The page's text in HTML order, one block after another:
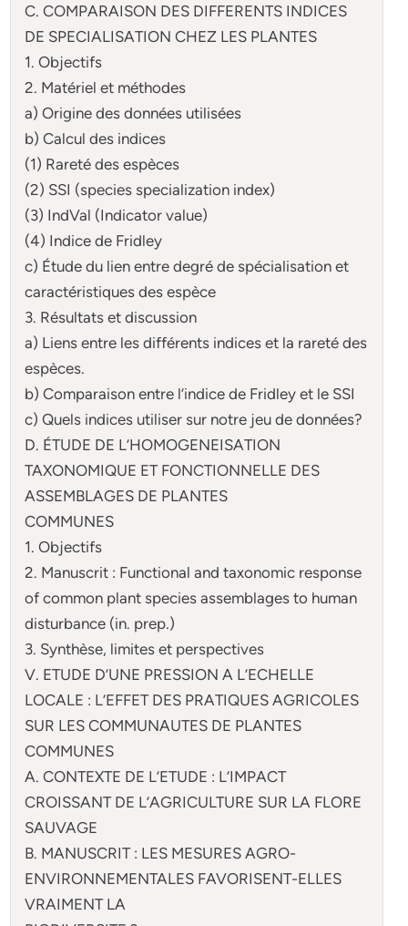
C. COMPARAISON DES DIFFERENTS INDICES
DE SPECIALISATION CHEZ LES PLANTES
1. Objectifs
2. Matériel et méthodes
a) Origine des données utilisées
b) Calcul des indices
(1) Rareté des espèces
(2) SSI (species specialization index)
(3) IndVal (Indicator value)
(4) Indice de Fridley
c) Étude du lien entre degré de spécialisation et
caractéristiques des espèce
3. Résultats et discussion
a) Liens entre les différents indices et la rareté des
espèces.
b) Comparaison entre l’indice de Fridley et le SSI
c) Quels indices utiliser sur notre jeu de données?
D. ÉTUDE DE L’HOMOGENEISATION
TAXONOMIQUE ET FONCTIONNELLE DES
ASSEMBLAGES DE PLANTES
COMMUNES
1. Objectifs
2. Manuscrit : Functional and taxonomic response
of common plant species assemblages to human
disturbance (in. prep.)
3. Synthèse, limites et perspectives
V. ETUDE D’UNE PRESSION A L’ECHELLE
LOCALE : L’EFFET DES PRATIQUES AGRICOLES
SUR LES COMMUNAUTES DE PLANTES
COMMUNES
A. CONTEXTE DE L’ETUDE : L’IMPACT
CROISSANT DE L’AGRICULTURE SUR LA FLORE
SAUVAGE
B. MANUSCRIT : LES MESURES AGRO-
ENVIRONNEMENTALES FAVORISENT-ELLES
VRAIMENT LA